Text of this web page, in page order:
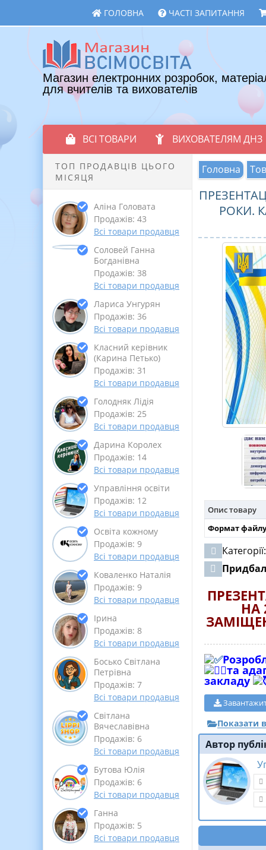
ГОЛОВНА ЧАСТІ ЗАПИТАННЯ
Магазин електронних розробок,
для вчителів та вихователів
ВСІ ТОВАРИ ВИХОВАТЕЛЯМ ДНЗ
ТОП ПРОДАВЦІВ ЦЬОГО
МІСЯЦЯ
Аліна Головата
Продажів: 43
Всі товари продавця
Соловей Ганна
Богданівна
Продажів: 38
Всі товари продавця
Лариса Унгурян
Продажів: 36
Всі товари продавця
Класний керівник
(Карина Петько)
Продажів: 31
Всі товари продавця
Голодняк Лідія
Продажів: 25
Всі товари продавця
Дарина Королех
Продажів: 14
Всі товари продавця
Управління освіти
Продажів: 12
Всі товари продавця
Освіта кожному
Продажів: 9
Всі товари продавця
Коваленко Наталія
Продажів: 9
Всі товари продавця
Ірина
Продажів: 8
Всі товари продавця
Босько Світлана
Петрівна
Продажів: 7
Всі товари продавця
Світлана
Вячеславівна
Продажів: 6
Всі товари продавця
Бутова Юлія
Продажів: 6
Всі товари продавця
Ганна
Продажів: 5
Всі товари продавця
Головна
РОКИ.
Опис товару
Формат
Категорії:
НА
та
закладу
Показати
Автор